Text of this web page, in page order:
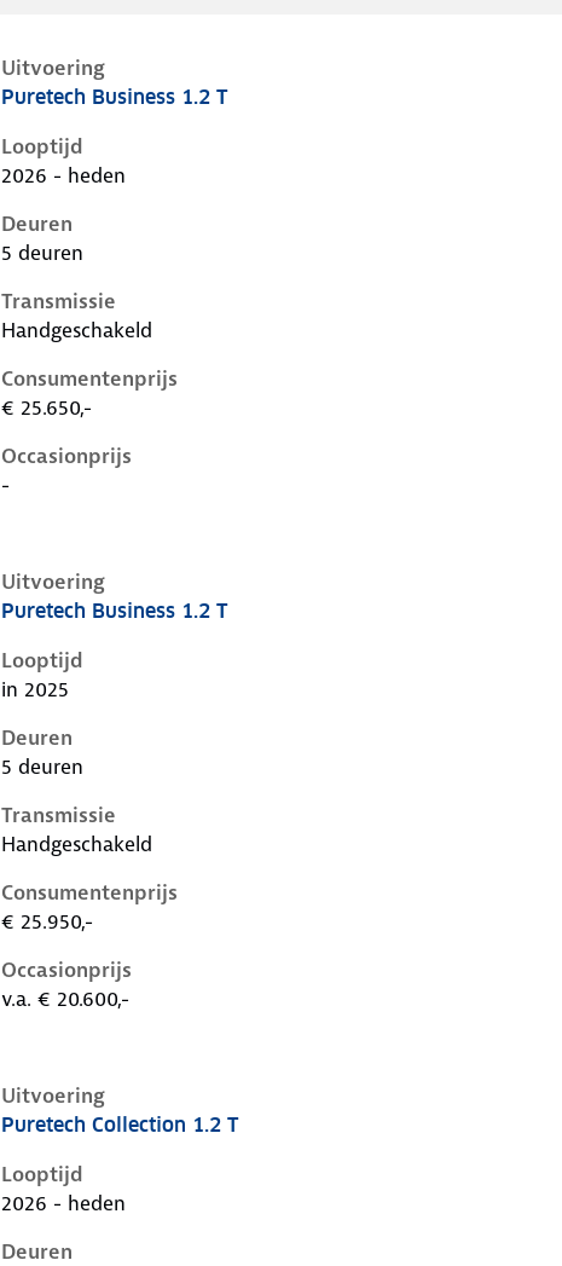
Uitvoering
Citroen C3 iv, 1.2 t, 74 kW, Benzine, 5 deuren
Puretech Business 1.2 T
Looptijd
2026 - heden
Deuren
5 deuren
Transmissie
Handgeschakeld
Consumentenprijs
€ 25.650,-
Occasionprijs
-
Uitvoering
Citroen C3 iv, 1.2 t, 74 kW, Benzine, 5 deuren
Puretech Business 1.2 T
Looptijd
in 2025
Deuren
5 deuren
Transmissie
Handgeschakeld
Consumentenprijs
€ 25.950,-
Occasionprijs
v.a. € 20.600,-
Uitvoering
Citroen C3 iv, 1.2 t, 74 kW, Benzine, 5 deuren
Puretech Collection 1.2 T
Looptijd
2026 - heden
Deuren